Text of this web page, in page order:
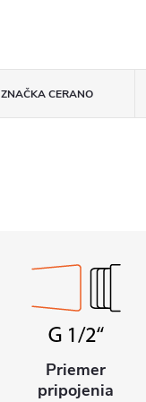
ZNAČKACERANO
Priemer
pripojenia